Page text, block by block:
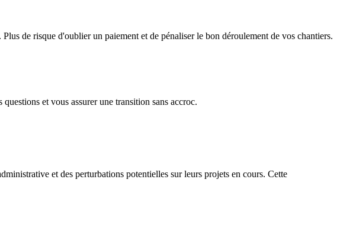
de risque d'oublier un paiement et de pénaliser le bon déroulement de vos chantiers.
et vous assurer une transition sans accroc.
et des perturbations potentielles sur leurs projets en cours. Cette